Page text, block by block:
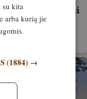
sudėtis. Tai
ūkiui svarbius
kita
arba kurią jie
(1884) →